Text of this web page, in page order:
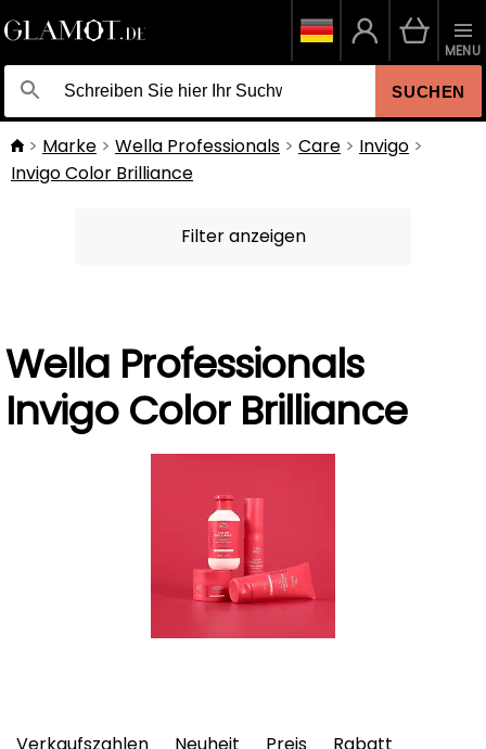
SUCHEN
MENU
Marke Wella Professionals Care
Invigo
Invigo Color Brilliance
Filter anzeigen
Wella Professionals
Invigo Color Brilliance